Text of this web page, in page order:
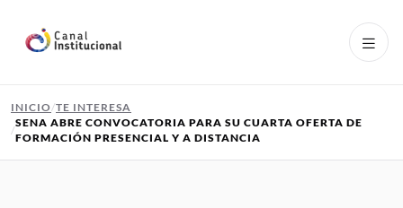
INICIO TE INTERESA
SENA ABRE CONVOCATORIA PARA SU CUARTA OFERTA DE
FORMACIÓN PRESENCIAL Y A DISTANCIA